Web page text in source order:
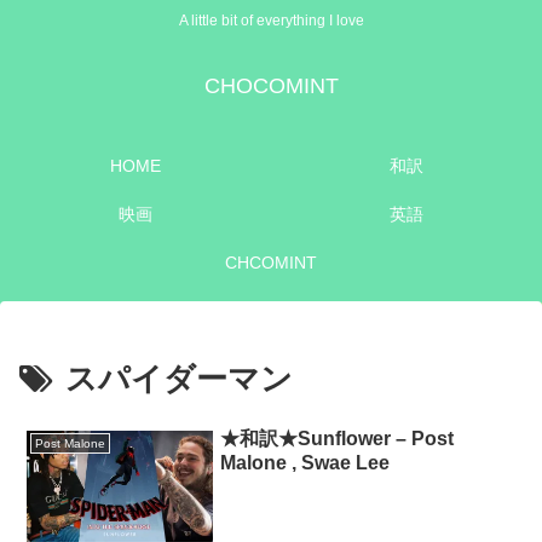
A little bit of everything I love
CHOCOMINT
HOME 和訳
映画 英語
CHCOMINT
スパイダーマン
Post Malone
★和訳★Sunflower – Post
Malone , Swae Lee